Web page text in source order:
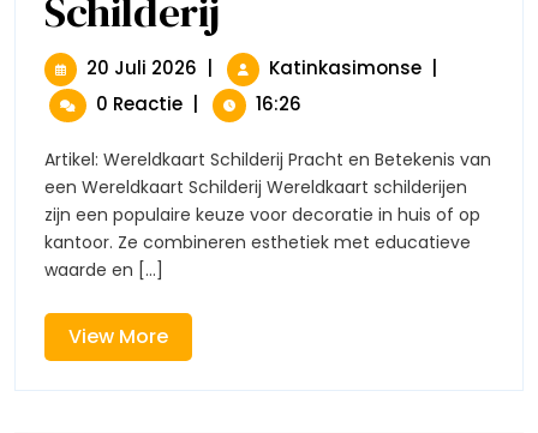
Schilderij
Van
Een
Wereldkaart
20 Juli 2026 20
Juli
2026
| KatinkasimonsePracht
Een
Wereldkaart
Schilderij
|
0 Reactie | 16:26
Artikel: Wereldkaart Schilderij Pracht en Betekenis van
een Wereldkaart Schilderij Wereldkaart schilderijen
zijn een populaire keuze voor decoratie in huis of op
kantoor. Ze combineren esthetiek met educatieve
waarde en [...]
View MoreView
More